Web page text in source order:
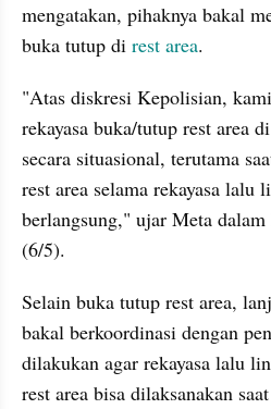
mengatakan, pihaknya bakal
buka tutup di rest area.
"Atas diskresi Kepolisian,
rekayasa buka/tutup rest area
secara situasional, terutama
rest area selama rekayasa lalu
berlangsung," ujar Meta dalam
(6/5).
Selain buka tutup rest area,
bakal berkoordinasi dengan
dilakukan agar rekayasa lalu
rest area bisa dilaksanakan